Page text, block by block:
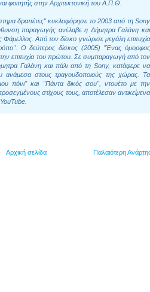
φοιτητής στην Αρχιτεκτονική του Α.Π.Θ.
δραπέτες" κυκλοφόρησε το 2003 από τη Sony
παραγωγής ανέλαβε η Δήμητρα Γαλάνη και
Από τον δίσκο γνώρισε μεγάλη επιτυχία
Ο δεύτερος δίσκος (2005) "Ένας όμορφος
επιτυχία του πρώτου. Σε συμπαραγωγή από τον
Γαλάνη και πάλι από τη Sony, κατάφερε να
ανάμεσα στους τραγουδοποιούς της χώρας. Τα
πόνι" και "Πάντα δικός σου", ντουέτο με την
στίχους τους, αποτέλεσαν αντικείμενα
Παλαιότερη
Αρχική σελίδα